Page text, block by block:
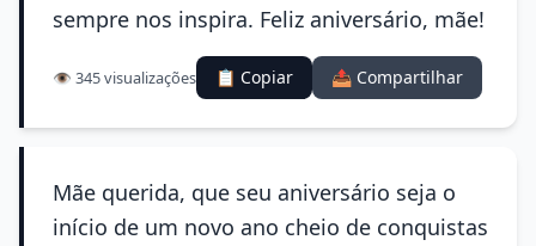
sempre nos inspira. Feliz aniversário, mãe!
👁️ 345 visualizações 📋 Copiar 📤 Compartilhar
Mãe querida, que seu aniversário seja o
início de um novo ano cheio de conquistas